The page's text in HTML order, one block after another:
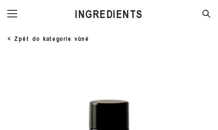
STORE
< Zpět do kategorie vůně